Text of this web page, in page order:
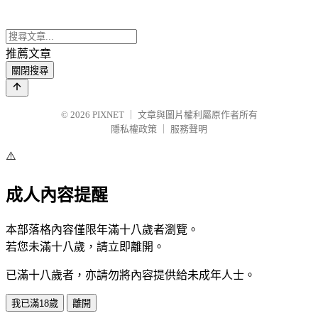
推薦文章
關閉搜尋
© 2026 PIXNET
文章與圖片權利屬原作者所有
隱私權政策
服務聲明
⚠️
成人內容提醒
本部落格內容僅限年滿十八歲者瀏覽。
若您未滿十八歲，請立即離開。
已滿十八歲者，亦請勿將內容提供給未成年人士。
我已滿18歲 離開